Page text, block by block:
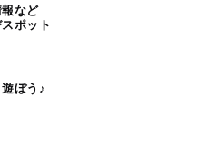
など
ポット
ぼう♪